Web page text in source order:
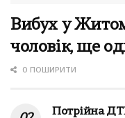
Вибух у
чоловік, ще
0 ПОШИРИТИ
Потрійна